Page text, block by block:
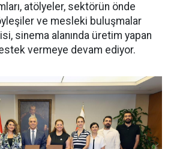
atölyeler, sektörün önde
ve mesleki buluşmalar
sinema alanında üretim yapan
vermeye devam ediyor.